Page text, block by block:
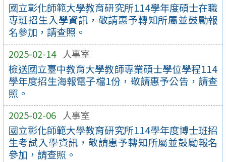
國立彰化師範大學教育研究所114學年度碩士在職
專班招生入學資訊，敬請惠予轉知所屬並鼓勵報
名參加，請查照。
2025-02-14 人事室
檢送國立臺中教育大學教師專業碩士學位學程114
學年度招生海報電子檔1份，敬請惠予公告，請查
照。
2025-02-06 人事室
國立彰化師範大學教育研究所114學年度博士班招
生考試入學資訊，敬請惠予轉知所屬並鼓勵報名
參加，請查照。